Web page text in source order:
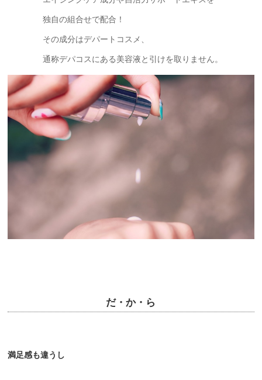
独自の組合せで配合！
その成分はデパートコスメ、
通称デパコスにある美容液と引けを取りません。
だ・か・ら
満足感も違うし